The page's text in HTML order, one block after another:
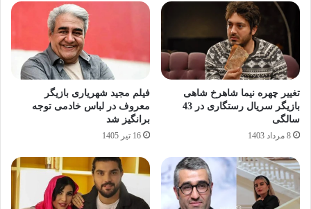
تغییر چهره نیما شاهرخ‌ شاهی
بازیگر سریال رستگاری در 43
سالگی
8 مرداد 1403
فیلم مجید شهریاری بازیگر
معروف در لباس خادمی توجه
برانگیز شد
16 تیر 1405